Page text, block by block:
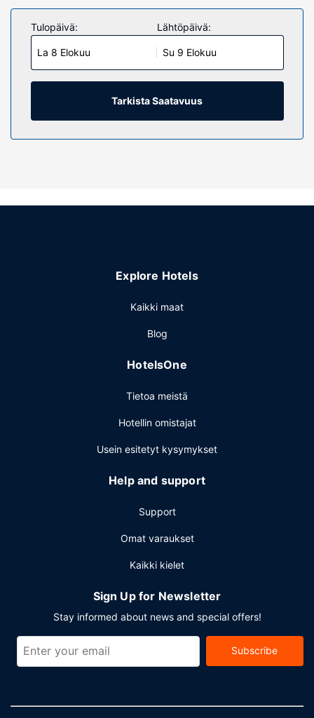
Kaikkien 13 huoneen varusteluun kuuluu taulutelevisio.
Mukavuuksiin kuuluu kaapelikanavat sekä ilmainen
langaton internetyhteys. Huoneissa on oma kylpyhuone, ja
sen varusteluun kuuluu kylpyamme tai suihku, ilmaiset
hygieniatuotteet ja hiustenkuivaaja. Huone siivotaan
päivittäin. Huoneissa on työpöytä ja kahvin-/vedenkeitin.
Kiinteistön miellyttävyys
internetyhteys. Tämän hotellin palveluihin kuuluu juhlasali ja
Käytössäsi on ympäri vuorokauden auki oleva vastaanotto,
Tulopäivä:
La 8 Elokuu
Lähtöpäivä:
Su 9 Elokuu
Tarkista Saatavuus
Explore Hotels
Kaikki maat
Blog
HotelsOne
Tietoa meistä
Hotellin omistajat
Usein esitetyt kysymykset
Help and support
Support
Omat varaukset
Kaikki kielet
Sign Up for Newsletter
Stay informed about news and special offers!
Subscribe